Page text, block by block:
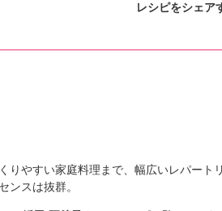
レシピをシェア
りやすい家庭料理まで、幅広いレパート
ンスは抜群。